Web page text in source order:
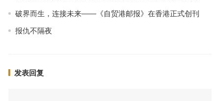
破界而生，连接未来——《自贸港邮报》在香港正式创刊
报仇不隔夜
发表回复